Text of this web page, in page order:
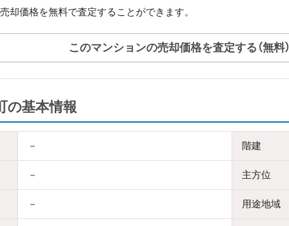
却価格を無料で査定することができます。
このマンションの売却価格を査定する（無料）
の基本情報
－ 階建
－ 主方位
－ 用途地域